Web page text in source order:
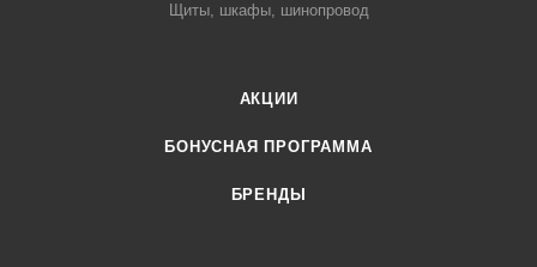
Щиты, шкафы, шинопровод
АКЦИИ
БОНУСНАЯ ПРОГРАММА
БРЕНДЫ